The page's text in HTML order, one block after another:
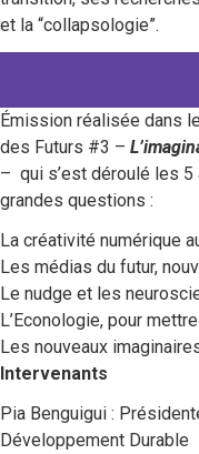
et la “collapsologie”.
Émission réalisée dans
des Futurs #3 –
– qui s’est déroulé les 5
grandes questions :
La créativité numérique
Les médias du futur,
Le nudge et les
L’Econologie, pour
Les nouveaux
Intervenants
Pia Benguigui :
Développement Durable